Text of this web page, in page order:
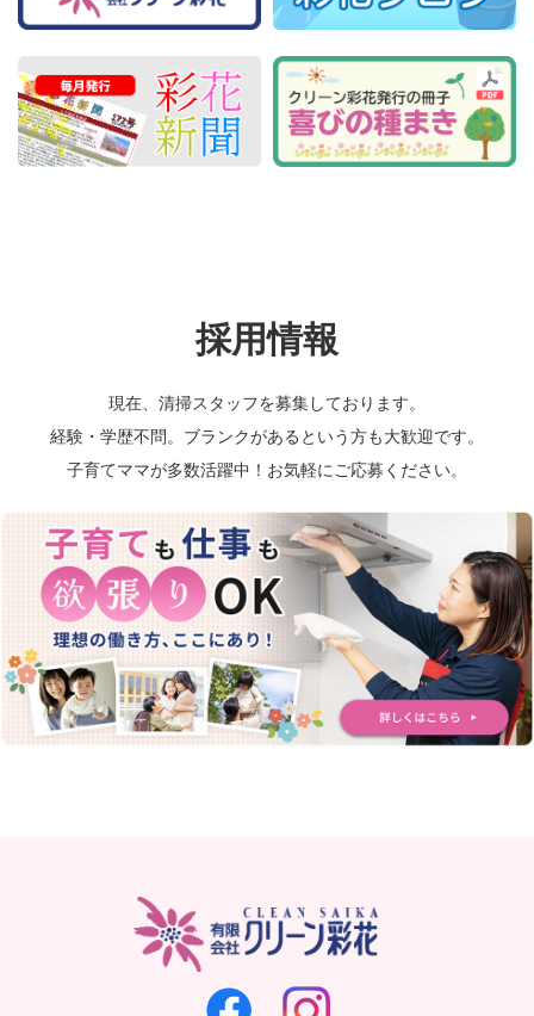
採用情報
現在、清掃スタッフを募集しております。
経験・学歴不問。ブランクがあるという方も大歓迎です。
子育てママが多数活躍中！お気軽にご応募ください。